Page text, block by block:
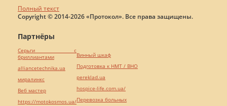
Полный текст
Copyright © 2014-2026 «Протокол». Все права защищены.
Партнёры
Серьги с
бриллиантами
alliancetechnika.ua
миралинкс
Веб мастер
https://motokosmos.ua/
Винный шкаф
Подготовка к НМТ / ВНО
pereklad.ua
hospice-life.com.ua/
Перевозка больных